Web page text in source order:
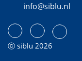
info@siblu.nl
ⓒ siblu 2026